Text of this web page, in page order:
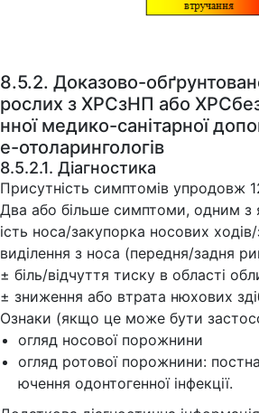
8.5.2. Доказово-
рослих з ХРСзНП або
нної медико-санітарної
е-отоларингологів
8.5.2.1. Діагностика
Присутність симптомів упродовж
Два або більше симптоми, одним з
ість носа/закупорка носових
виділення з носа (передня/задня
± біль/відчуття тиску в області
± зниження або втрата нюхових
Ознаки (якщо це може бути
огляд носової порожнини
огляд ротової порожнини:
ючення одонтогенної інфекції.